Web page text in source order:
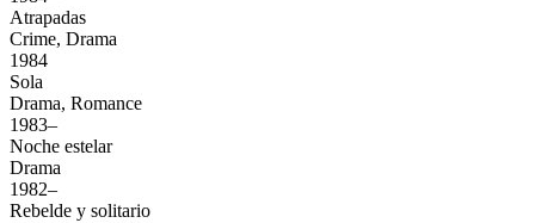
Atrapadas
Crime, Drama
1984
Sola
Drama, Romance
1983–
Noche estelar
Drama
1982–
Rebelde y solitario